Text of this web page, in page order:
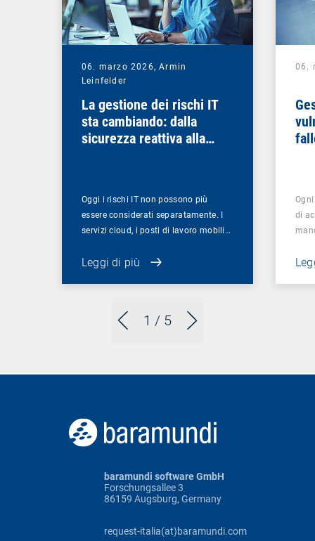
1 / 5
06. marzo 2026,Armin
Leinfelder
La gestione dei rischi IT
sta cambiando: dalla
sicurezza reattiva alla
Oggi i rischi IT non possono più
essere considerati separatamente. I
servizi cloud, i posti di lavoro mobili…
Leggi di più
06.
di
baramundi software GmbH
Forschungsallee 3
86159 Augsburg, Germany
request-italia(at)baramundi.com